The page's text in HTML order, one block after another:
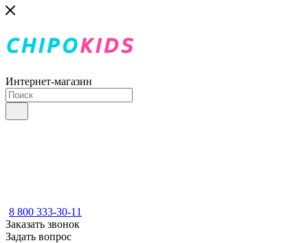
Интернет-магазин
8 800 333-30-11
Заказать звонок
Задать вопрос